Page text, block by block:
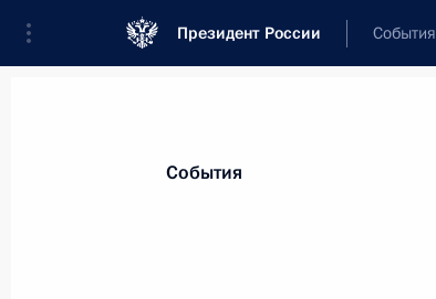
Президент России События
События